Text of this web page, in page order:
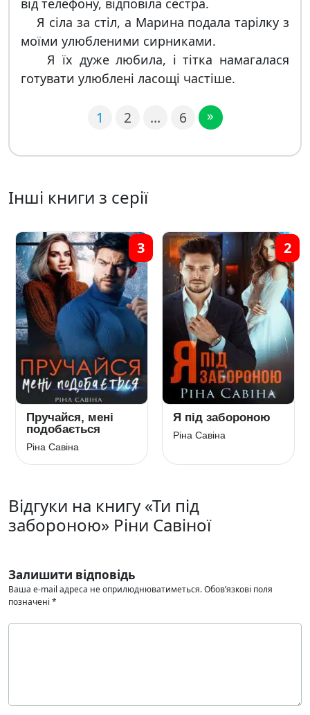
від телефону, відповіла сестра.
Я сіла за стіл, а Марина подала тарілку з
моїми улюбленими сирниками.
Я їх дуже любила, і тітка намагалася
готувати улюблені ласощі частіше.
1 2 … 6 »
Інші книги з серії
Пручайся, мені
подобається
Ріна Савіна
3
Я під забороною
Ріна Савіна
2
Відгуки на книгу «Ти під
забороною» Ріни Савіної
Залишити відповідь
Ваша e-mail адреса не оприлюднюватиметься.Обов’язкові поля
позначені *